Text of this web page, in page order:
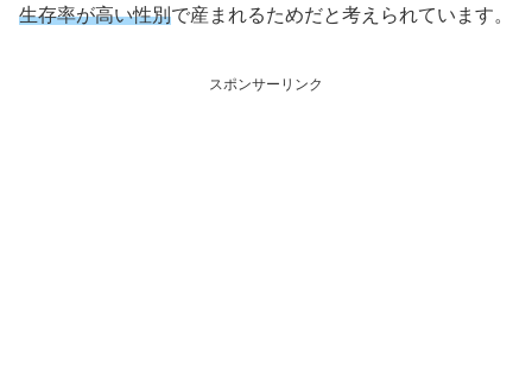
生存率が高い性別で産まれるためだと考えられています。
スポンサーリンク